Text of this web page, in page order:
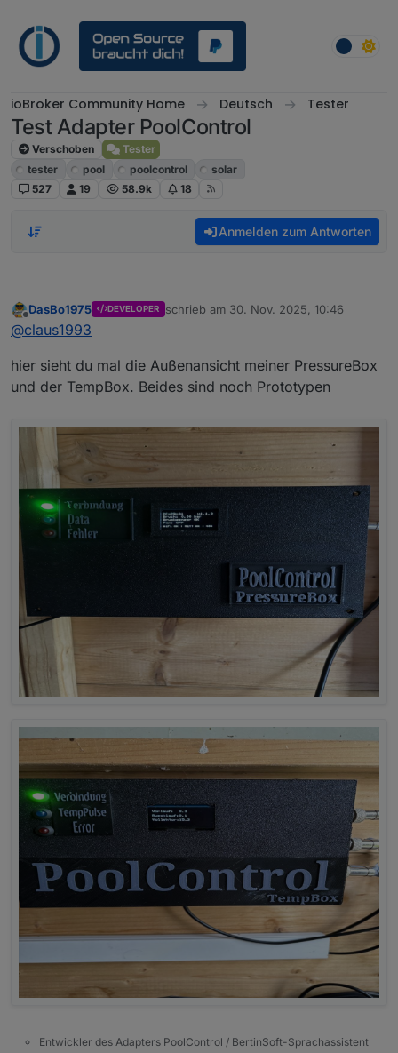
ioBroker Community Home Deutsch Tester
Test Adapter PoolControl
Verschoben
Tester
tester
pool poolcontrol
solar
527
19 58.9k 18
Anmelden zum Antworten
Offline
DasBo1975 DEVELOPER schrieb am 30. Nov. 2025, 10:46
zuletzt editiert von
@claus1993
hier sieht du mal die Außenansicht meiner PressureBox
und der TempBox. Beides sind noch Prototypen
Entwickler des Adapters PoolControl / BertinSoft-Sprachassistent